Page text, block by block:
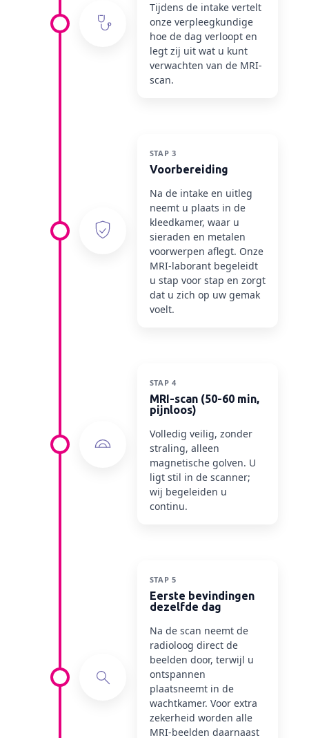
Tijdens de intake vertelt
onze verpleegkundige
hoe de dag verloopt en
legt zij uit wat u kunt
verwachten van de MRI-
scan.
STAP 3
Voorbereiding
Na de intake en uitleg
neemt u plaats in de
kleedkamer, waar u
sieraden en metalen
voorwerpen aflegt. Onze
MRI-laborant begeleidt
u stap voor stap en zorgt
dat u zich op uw gemak
voelt.
STAP 4
MRI-scan (50-60 min,
pijnloos)
Volledig veilig, zonder
straling, alleen
magnetische golven. U
ligt stil in de scanner;
wij begeleiden u
continu.
STAP 5
Eerste bevindingen
dezelfde dag
Na de scan neemt de
radioloog direct de
beelden door, terwijl u
ontspannen
plaatsneemt in de
wachtkamer. Voor extra
zekerheid worden alle
MRI-beelden daarnaast